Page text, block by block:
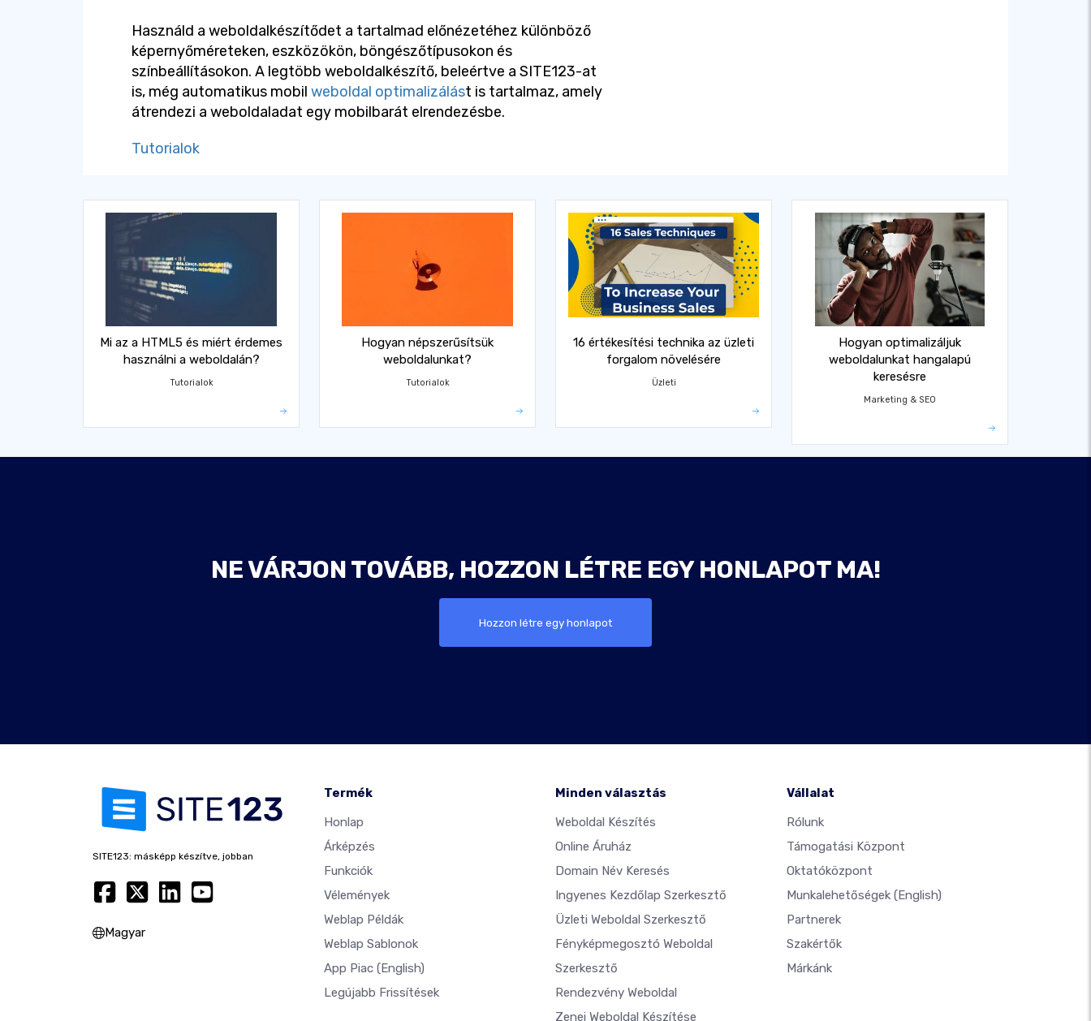
Használd a weboldalkészítődet a tartalmad előnézetéhez különböző
képernyőméreteken, eszközökön, böngészőtípusokon és
színbeállításokon. A legtöbb weboldalkészítő, beleértve a SITE123-at
is, még automatikus mobil weboldal optimalizálást is tartalmaz, amely
átrendezi a weboldaladat egy mobilbarát elrendezésbe.
Tutorialok
Mi az a HTML5 és miért érdemes
használni a weboldalán?
Tutorialok
Hogyan népszerűsítsük
weboldalunkat?
Tutorialok
16 értékesítési technika az üzleti
forgalom növelésére
Üzleti
Hogyan optimalizáljuk
weboldalunkat hangalapú
keresésre
Marketing & SEO
NE VÁRJON TOVÁBB, HOZZON LÉTRE EGY HONLAPOT MA!
Hozzon létre egy honlapot
SITE123: másképp készítve, jobban
Magyar
Termék
Honlap
Árképzés
Funkciók
Vélemények
Weblap Példák
Weblap Sablonok
App Piac (English)
Legújabb Frissítések
Minden választás
Weboldal Készítés
Online Áruház
Domain Név Keresés
Ingyenes Kezdőlap Szerkesztő
Üzleti Weboldal Szerkesztő
Fényképmegosztó Weboldal
Szerkesztő
Rendezvény Weboldal
Zenei Weboldal Készítése
Vállalat
Rólunk
Támogatási Központ
Oktatóközpont
Munkalehetőségek (English)
Partnerek
Szakértők
Márkánk